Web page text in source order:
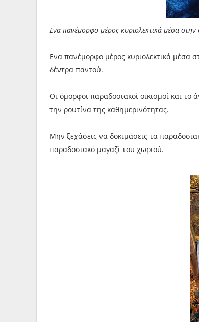
Ενα πανέμορφο μέρος κυριολεκτικά μέσα
Ενα πανέμορφο μέρος κυριολεκτικά μέσα
δέντρα παντού.
Οι όμορφοι παραδοσιακοί οικισμοί και το
την ρουτίνα της καθημερινότητας.
Μην ξεχάσεις να δοκιμάσεις τα
παραδοσιακό μαγαζί του χωριού.